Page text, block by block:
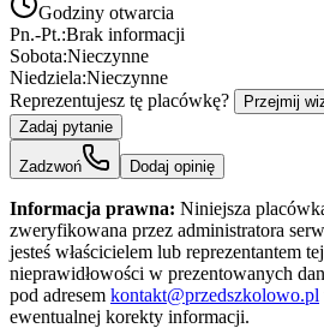
Godziny otwarcia
Pn.-Pt.:Brak informacji
Sobota:Nieczynne
Niedziela:Nieczynne
Reprezentujesz tę placówkę?
Przejmij
Zadaj pytanie
Zadzwoń Dodaj opinię
Informacja prawna: Niniejsza
zweryfikowana przez administratora
jesteś właścicielem lub reprezentantem
nieprawidłowości w prezentowanych
pod adresem kontakt@przedszkolowo.pl
ewentualnej korekty informacji.